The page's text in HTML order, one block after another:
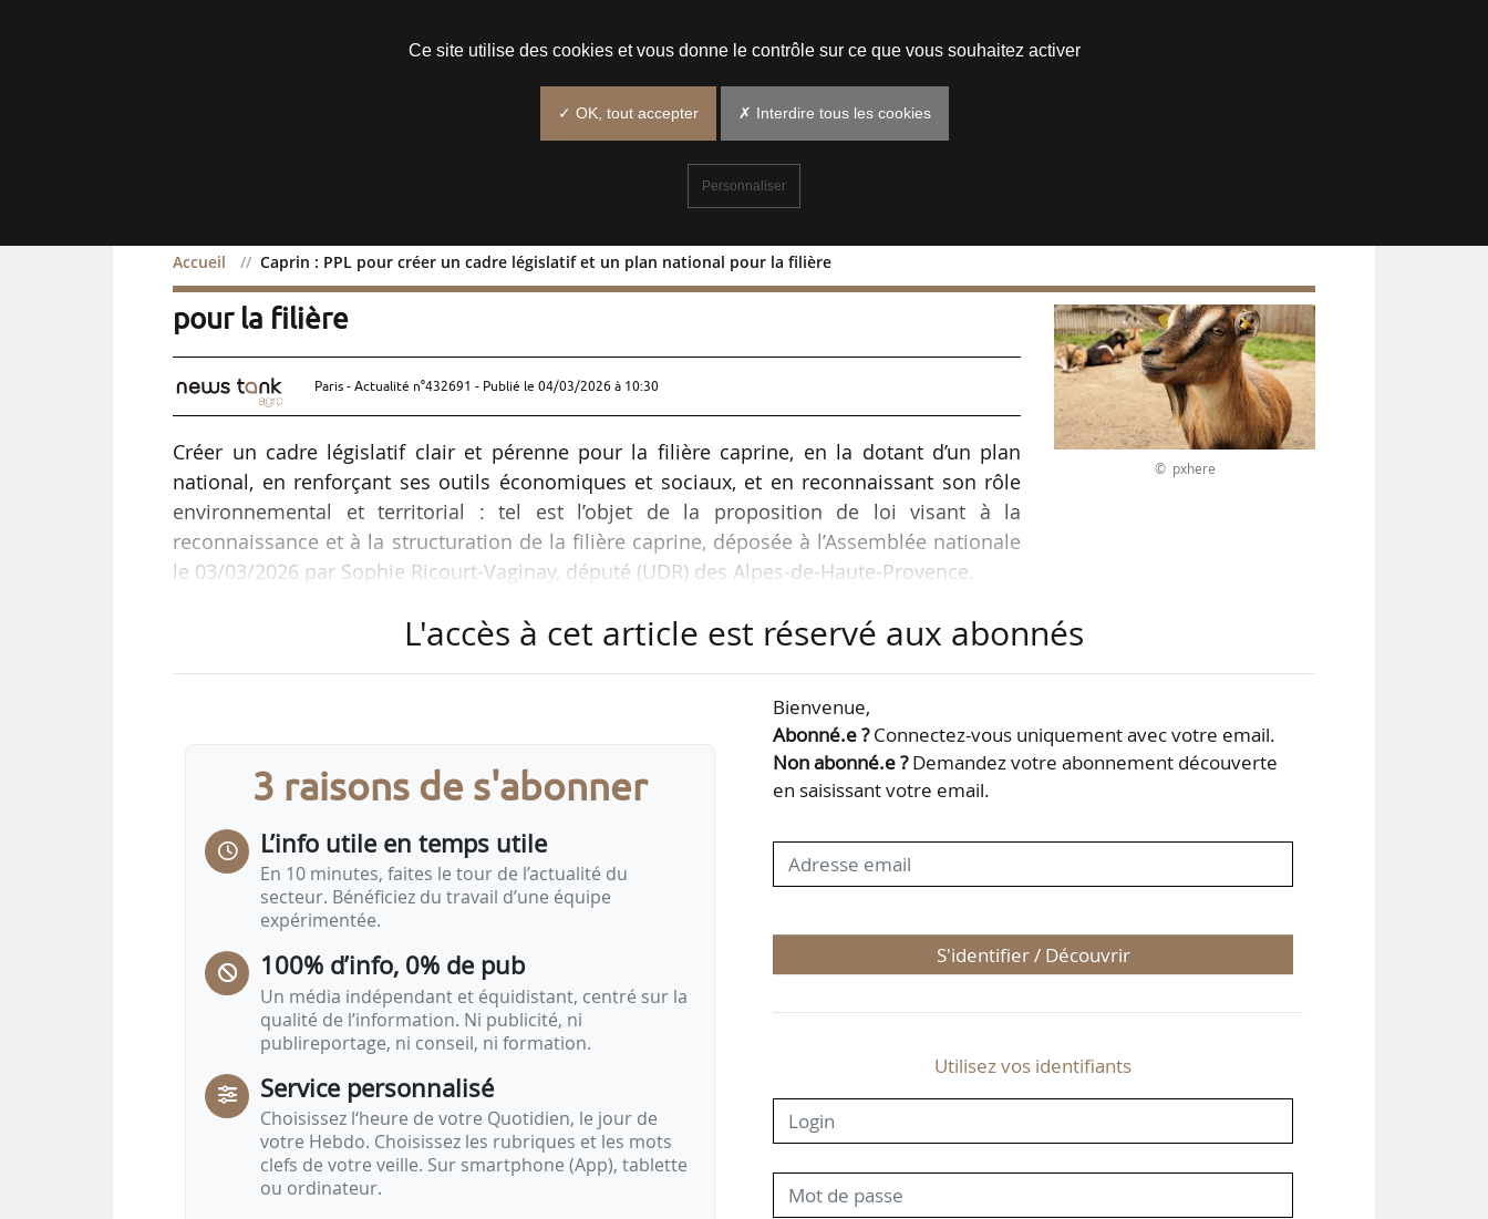
Accueil Caprin : PPL pour créer un cadre législatif et un plan national pour la filière
Caprin : PPL pour créer un cadre législatif et un plan national
pour la filière
Paris - Actualité n°432691 - Publié le 04/03/2026 à 10:30
Créer un cadre législatif clair et pérenne pour la filière caprine, en la dotant d’un plan
national, en renforçant ses outils économiques et sociaux, et en reconnaissant son rôle
environnemental et territorial : tel est l’objet de la proposition de loi visant à la
reconnaissance et à la structuration de la filière caprine, déposée à l’Assemblée nationale
le 03/03/2026 par Sophie Ricourt-Vaginay, député (UDR) des Alpes-de-Haute-Provence.
Le texte propose notamment d’inscrire la création d’un plan national pour la filière dans le
signe de qualité, les actions en faveur de la valorisation de la viande caprine et du…
© pxhere
L'accès à cet article est réservé aux abonnés
3 raisons de s'abonner
L’info utile en temps utile
En 10 minutes, faites le tour de l’actualité du
secteur. Bénéficiez du travail d’une équipe
expérimentée.
100% d’info, 0% de pub
Un média indépendant et équidistant, centré sur la
qualité de l’information. Ni publicité, ni
publireportage, ni conseil, ni formation.
Service personnalisé
Choisissez l‘heure de votre Quotidien, le jour de
votre Hebdo. Choisissez les rubriques et les mots
clefs de votre veille. Sur smartphone (App), tablette
ou ordinateur.
Bienvenue,
Abonné.e ?Connectez-vous uniquement avec votre email.
Non abonné.e ?Demandez votre abonnement découverte
en saisissant votre email.
S'identifier / Découvrir
Utilisez vos identifiants
Ce site utilise des cookies et vous donne le contrôle sur ce que vous souhaitez activer
✓ OK, tout accepter ✗ Interdire tous les cookies
Personnaliser